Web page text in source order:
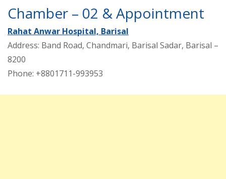
Chamber – 02 & Appointment
Rahat Anwar Hospital, Barisal
Address: Band Road, Chandmari, Barisal Sadar, Barisal –
8200
Phone: +8801711-993953